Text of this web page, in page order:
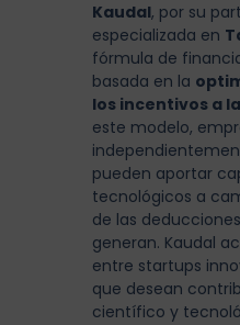
Kaudal, por su
especializada en
fórmula de
basada en la
los incentivos a
este modelo,
pueden aportar
tecnológicos a
de las
generan. Kaudal
entre startups
que desean
científico y